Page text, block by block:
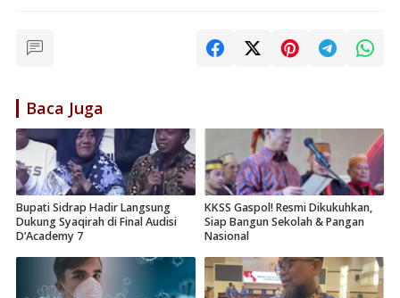
Baca Juga
Bupati Sidrap Hadir Langsung
Dukung Syaqirah di Final Audisi
D’Academy 7
KKSS Gaspol! Resmi Dikukuhkan,
Siap Bangun Sekolah & Pangan
Nasional